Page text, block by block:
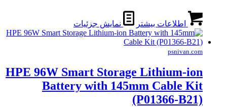
اطلاعات بیشتر نمایش جزئیات
psnivan.com
HPE 96W Smart Storage Lithium-ion
Battery with 145mm Cable Kit
(P01366-B21)